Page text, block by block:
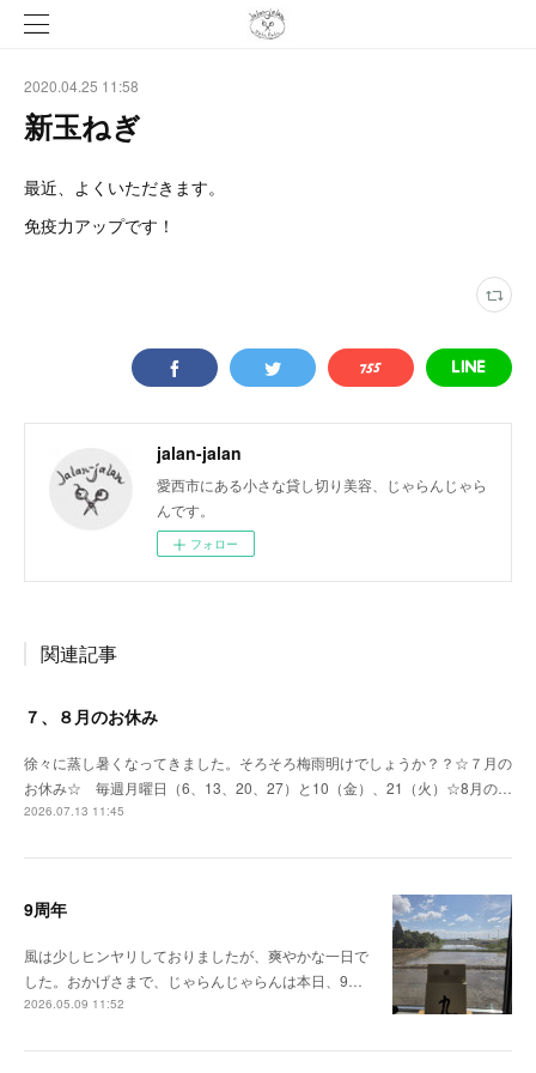
2020.04.25 11:58
新玉ねぎ
最近、よくいただきます。
免疫力アップです！
jalan-jalan
愛西市にある小さな貸し切り美容、じゃらんじゃら
んです。
フォロー
関連記事
７、８月のお休み
徐々に蒸し暑くなってきました。そろそろ梅雨明けでしょうか？？☆７月の
お休み☆ 毎週月曜日（6、13、20、27）と10（金）、21（火）☆8月の…
2026.07.13 11:45
9周年
風は少しヒンヤリしておりましたが、爽やかな一日で
した。おかげさまで、じゃらんじゃらんは本日、9…
2026.05.09 11:52